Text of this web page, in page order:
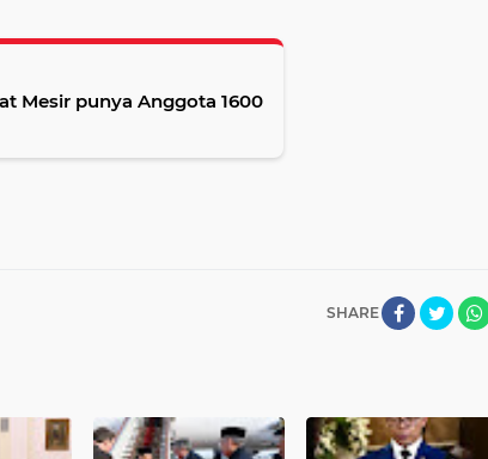
Mesir punya Anggota 1600
SHARE